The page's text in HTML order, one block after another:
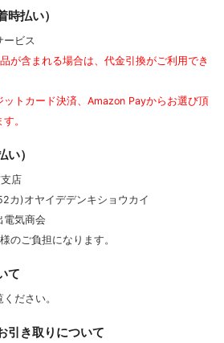
払い）
ービス
が含まれる場合は、代金引換がご利用でき
トカード決済、Amazon Payからお選び頂
。
）
店
カ)オヤイデデンキショウカイ
電気商会
のご負担になります。
て
ださい。
引き取りについて